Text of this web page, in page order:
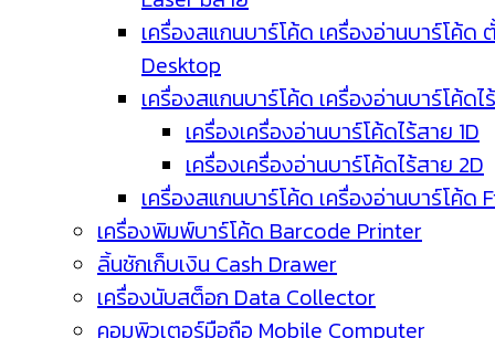
เครื่องสแกนบาร์โค้ด เครื่องอ่านบาร์โค้ด
Desktop
เครื่องสแกนบาร์โค้ด เครื่องอ่านบาร์โค้ดไ
เครื่องเครื่องอ่านบาร์โค้ดไร้สาย 1D
เครื่องเครื่องอ่านบาร์โค้ดไร้สาย 2D
เครื่องสแกนบาร์โค้ด เครื่องอ่านบาร์โค้ด
เครื่องพิมพ์บาร์โค้ด Barcode Printer
ลิ้นชักเก็บเงิน Cash Drawer
เครื่องนับสต็อก Data Collector
คอมพิวเตอร์มือถือ Mobile Computer